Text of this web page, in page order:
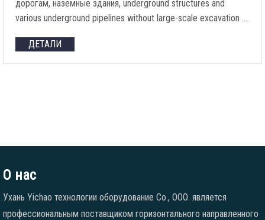
дорогам, наземные здания, underground structures and
various underground pipelines without large-scale excavation …
ДЕТАЛИ
О нас
Ухань Yichao технологии оборудование Co., ООО. является
профессиональным поставщиком горизонтального направленного